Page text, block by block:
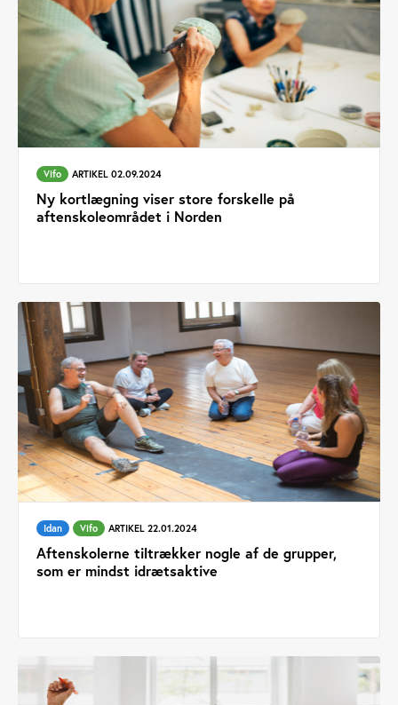
Vifo ARTIKEL 02.09.2024
Ny kortlægning viser store forskelle på
aftenskoleområdet i Norden
Idan Vifo ARTIKEL 22.01.2024
Aftenskolerne tiltrækker nogle af de grupper,
som er mindst idrætsaktive